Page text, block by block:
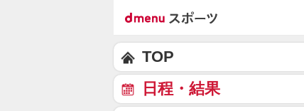
TOP
日程・結果